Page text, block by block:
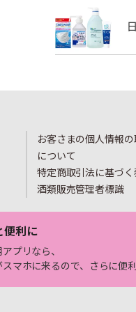
お客さまの個人情報の
について
特定商取引法に基づく
酒類販売管理者標識
便利に
プリなら、
マホに来るので、さらに便利